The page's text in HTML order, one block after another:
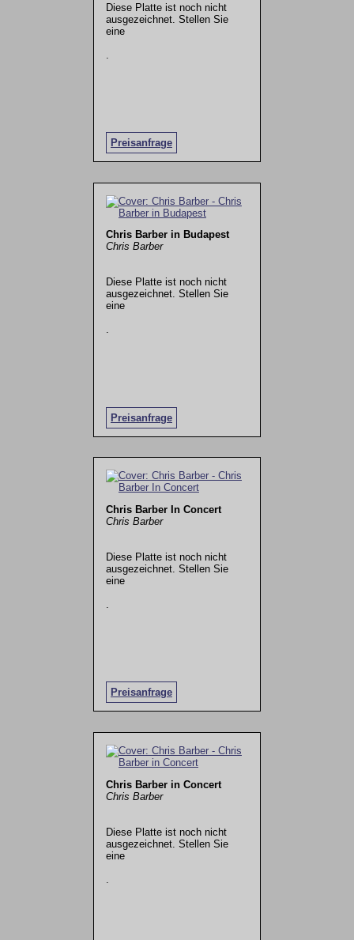
Diese Platte ist noch nicht
ausgezeichnet. Stellen Sie
eine
Preisanfrage
Chris Barber in Budapest
Chris Barber
Diese Platte ist noch nicht
ausgezeichnet. Stellen Sie
eine
Preisanfrage
.
Chris Barber In Concert
Chris Barber
Diese Platte ist noch nicht
ausgezeichnet. Stellen Sie
eine
Preisanfrage
.
Chris Barber in Concert
Chris Barber
Diese Platte ist noch nicht
ausgezeichnet. Stellen Sie
eine